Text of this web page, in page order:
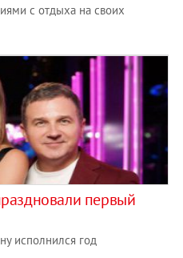
с отдыха на своих
первый
исполнился год